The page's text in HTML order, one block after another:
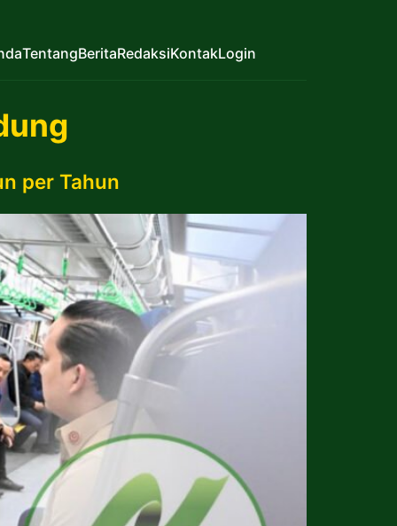
TentangBeritaRedaksiKontakLogin
per Tahun